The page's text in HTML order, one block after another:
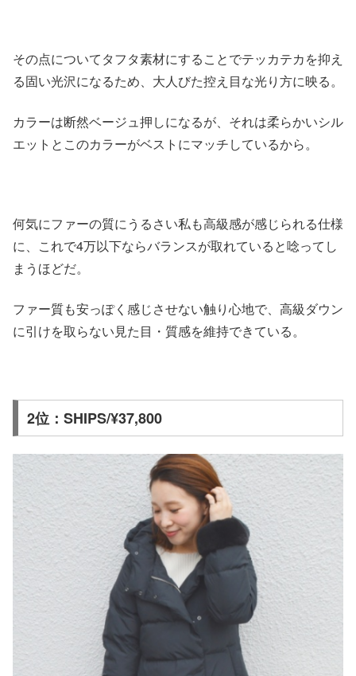
その点についてタフタ素材にすることでテッカテカを抑え
る固い光沢になるため、大人びた控え目な光り方に映る。
カラーは断然ベージュ押しになるが、それは柔らかいシル
エットとこのカラーがベストにマッチしているから。
何気にファーの質にうるさい私も高級感が感じられる仕様
に、これで4万以下ならバランスが取れていると唸ってし
まうほどだ。
ファー質も安っぽく感じさせない触り心地で、高級ダウン
に引けを取らない見た目・質感を維持できている。
2位：SHIPS/¥37,800